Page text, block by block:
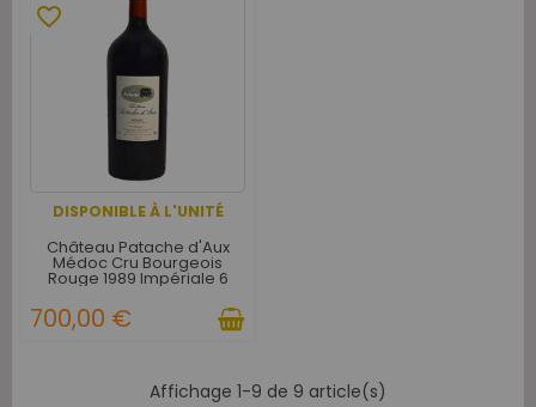
DISPONIBLE À L'UNITÉ
favorite_border
Château Patache d'Aux
Médoc Cru Bourgeois
Rouge 1989 Impériale 6
litres - Caisse Bois d'origine
d'1 Impériale
700,00 €
Affichage 1-9 de 9 article(s)